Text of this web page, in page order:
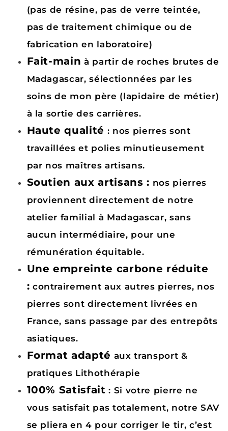
(pas de résine, pas de verre teintée,
pas de traitement chimique ou de
fabrication en laboratoire)
Fait-main à partir de roches brutes de
Madagascar, sélectionnées par les
soins de mon père (lapidaire de métier)
à la sortie des carrières.
Haute qualité : nos pierres sont
travaillées et polies minutieusement
par nos maîtres artisans.
Soutien aux artisans : nos pierres
proviennent directement de notre
atelier familial à Madagascar, sans
aucun intermédiaire, pour une
rémunération équitable.
Une empreinte carbone réduite
: contrairement aux autres pierres, nos
pierres sont directement livrées en
France, sans passage par des entrepôts
asiatiques.
Format adapté aux transport &
pratiques Lithothérapie
100% Satisfait : Si votre pierre ne
vous satisfait pas totalement, notre SAV
se pliera en 4 pour corriger le tir, c’est